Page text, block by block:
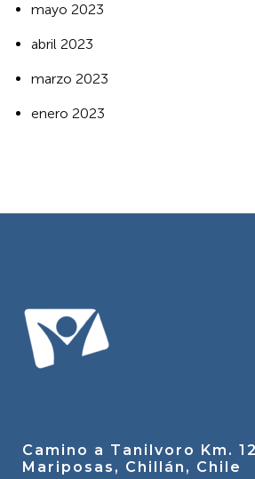
mayo 2023
abril 2023
marzo 2023
enero 2023
Camino a Tanilvoro Km.
Mariposas, Chillán, Chile